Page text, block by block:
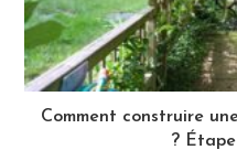
Comment construire
?